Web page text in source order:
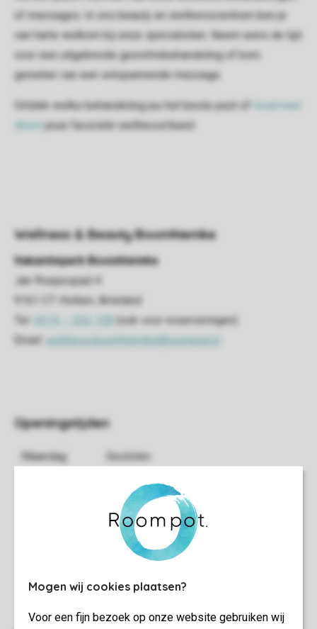
Mogen wij cookies plaatsen?
Voor een fijn bezoek op onze website gebruiken wij
of massages. In ons beauty en wellnesscentrum ben je
van harte welkom bij onze specialisten. Neem eens de tijd
voor een uitgebreide gezichtsbehandeling of kom
genieten van een ontspannende massage.
Ontdek welke behandeling jou het beste past of
reserveer
direct
jouw favoriete wellnessritueel.